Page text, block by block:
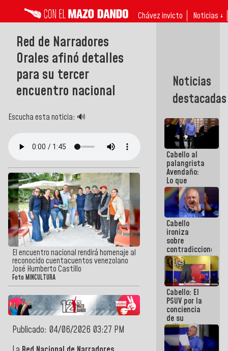
Chávez invicto Noticias ↓
Red de Narradores
Orales afinó detalles
para su tercer
encuentro nacional
Escucha esta noticia: 🔊
El encuentro nacional rendirá homenaje al
reconocido cuentacuentos venezolano
José Humberto Castillo
Foto MINCULTURA
Publicado: 04/06/2026 03:27 PM
Noticias
destacadas
Cabello al
palangrista
Avendaño:
Lo que
vayas a
escribir
hazlo hoy
por que no
sabemos si
la semana
que viene
hay
programa
Cabello
ironiza
sobre
contradicciones
y mentiras
de María
Machado:
¡Créanle!
Cabello: El
PSUV por la
conciencia
de su
militancia
es la
organización